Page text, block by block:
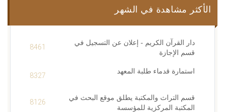
الأكثر مشاهدة في الشهر
دار القرآن الكريم - إعلان عن التسجيل في
قسم الإجازة
8461
استمارة قدماء طلبة المعهد
8327
قسم التراث والمكتبة يطلق موقع البحث في
المكتبة المركزية للمؤسسة
8126